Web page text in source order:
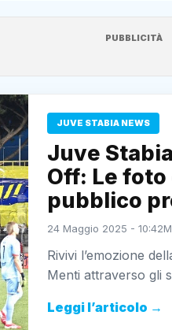
PUBBLICITÀ
JUVE STABIA NEWS
Juve
Off: Le
pubblico
24 Maggio 2025 - 10:42
Rivivi l’emozione
Menti attraverso gli
Leggi l’articolo →